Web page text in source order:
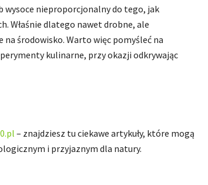
wysoce nieproporcjonalny do tego, jak
Właśnie dlatego nawet drobne, ale
środowisko. Warto więc pomyśleć na
kulinarne, przy okazji odkrywając
– znajdziesz tu ciekawe artykuły, które mogą
i przyjaznym dla natury.